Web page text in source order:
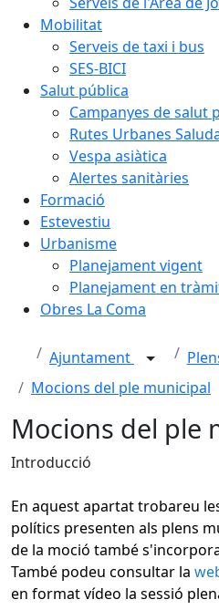
Mobilitat
Serveis de taxi i bus
SES-BICI
Salut pública
Campanyes de salut
Rutes Urbanes
Vespa asiàtica
Alertes sanitàries
Formació
Estevestiu
Urbanisme
Planejament vigent
Planejament en
Obres La Coma
Ajuntament
Mocions del ple municipal
Mocions del ple
Introducció
En aquest apartat trobareu
polítics presenten als plens
de la moció també
També podeu consultar la
en format vídeo la sessió